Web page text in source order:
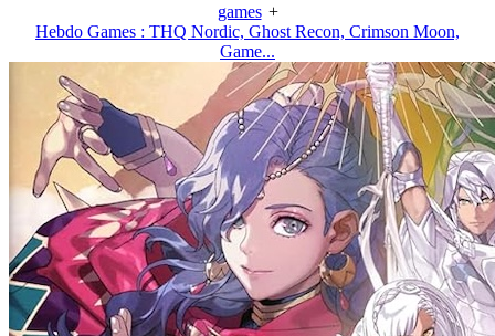
games +
Hebdo Games : THQ Nordic, Ghost Recon, Crimson Moon,
Game...